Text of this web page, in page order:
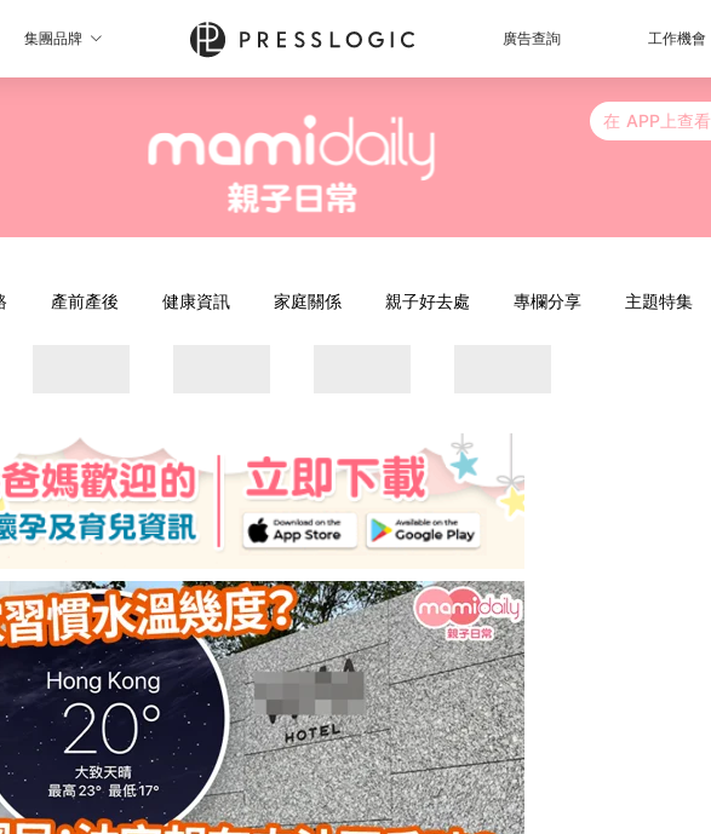
集團品牌 廣告查詢 工作機會
在 APP上查看
產前產後 健康資訊 家庭關係 親子好去處 專欄分享 主題特集